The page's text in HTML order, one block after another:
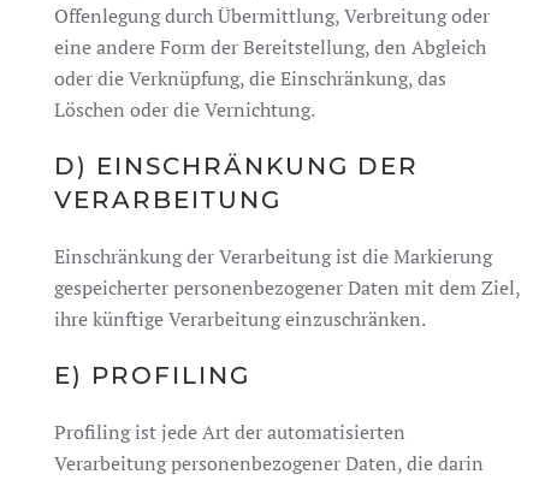
Offenlegung durch Übermittlung, Verbreitung oder
eine andere Form der Bereitstellung, den Abgleich
oder die Verknüpfung, die Einschränkung, das
Löschen oder die Vernichtung.
D) EINSCHRÄNKUNG DER
VERARBEITUNG
Einschränkung der Verarbeitung ist die Markierung
gespeicherter personenbezogener Daten mit dem Ziel,
ihre künftige Verarbeitung einzuschränken.
E) PROFILING
Profiling ist jede Art der automatisierten
Verarbeitung personenbezogener Daten, die darin